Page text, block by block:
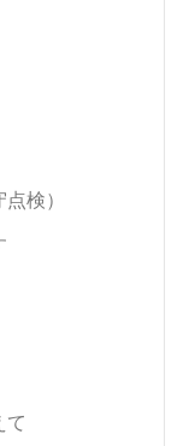
検）
て